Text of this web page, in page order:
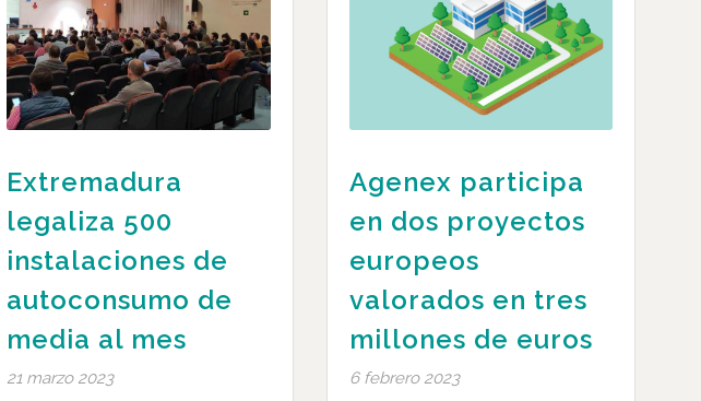
Extremadura
legaliza 500
instalaciones de
autoconsumo de
media al mes
21 marzo 2023
Agenex participa
en dos proyectos
europeos
valorados en tres
millones de euros
6 febrero 2023